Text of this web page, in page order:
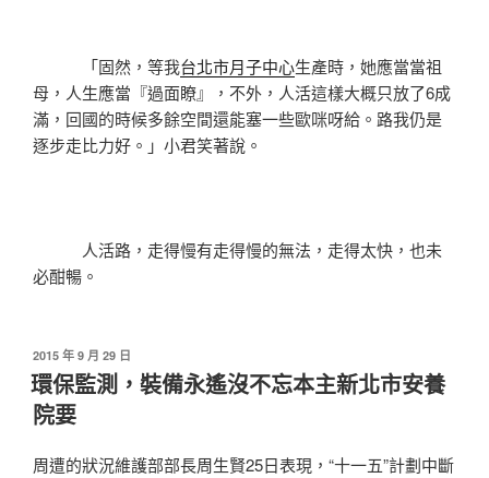
「固然，等我台北市月子中心生產時，她應當當祖
母，人生應當『過面瞭』，不外，人活這樣大概只放了6成
滿，回國的時候多餘空間還能塞一些歐咪呀給。路我仍是
逐步走比力好。」小君笑著說。
人活路，走得慢有走得慢的無法，走得太快，也未
必酣暢。
發
佈
於
2015 年 9 月 29 日
環保監測，裝備永遙沒不忘本主新北市安養
院要
周遭的狀況維護部部長周生賢25日表現，“十一五”計劃中斷